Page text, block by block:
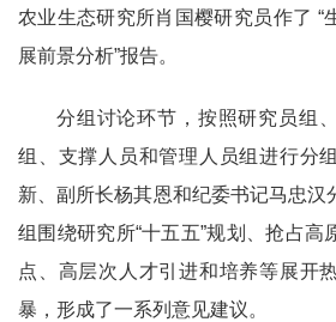
农业生态研究所肖国樱研究员作了 “
展前景分析”报告。
分组讨论环节，按照研究员组
组、支撑人员和管理人员组进行分
新、副所长杨其恩和纪委书记马忠汉
组围绕研究所“十五五”规划、抢占高
点、高层次人才引进和培养等展开
暴，形成了一系列意见建议。